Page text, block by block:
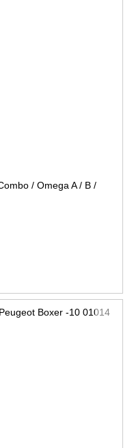
/ Omega A / B /